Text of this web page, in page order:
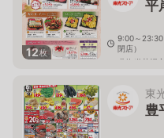
12枚
平
9:00～
閉店）
北海道札幌
東
豊